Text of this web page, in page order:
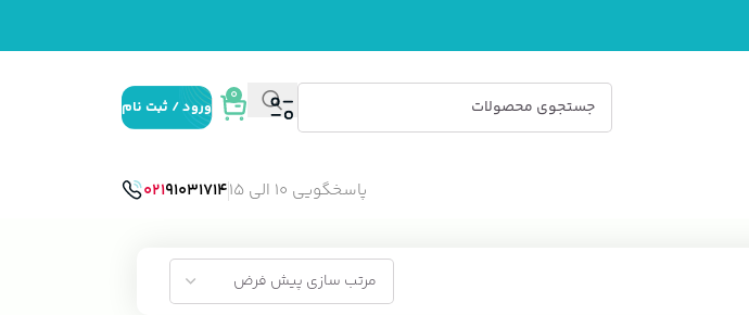
0
ورود / ثبت نام
پاسخگویی 10 الی 15 02191031714